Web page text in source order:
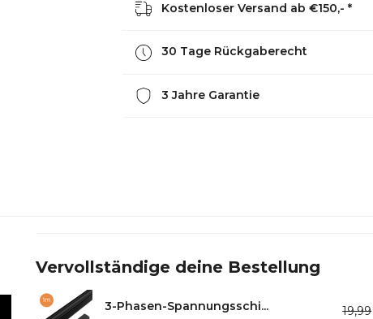
Kostenloser Versand ab €150,- *
30 Tage Rückgaberecht
3 Jahre Garantie
Vervollständige deine Bestellung
3-Phasen-Spannungsschi... 19,99